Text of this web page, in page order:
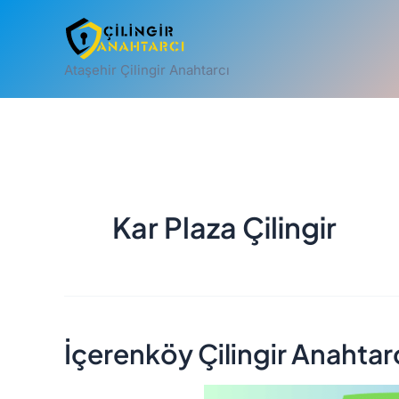
Ataşehir Çilingir Anahtarcı
Kar Plaza Çilingir
İçerenköy Çilingir
İçerenköy